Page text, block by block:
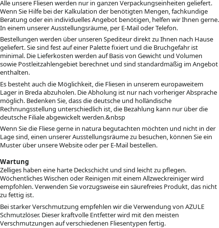
Alle unsere Fliesen werden nur in ganzen Verpackungseinheiten geliefert.
Wenn Sie Hilfe bei der Kalkulation der benötigten Mengen, fachkundige
Beratung oder ein individuelles Angebot benötigen, helfen wir Ihnen gerne.
In einem unserer Ausstellungsräume, per E-Mail oder Telefon.
Bestellungen werden über unseren Spediteur direkt zu Ihnen nach Hause
geliefert. Sie sind fest auf einer Palette fixiert und die Bruchgefahr ist
minimal. Die Lieferkosten werden auf Basis von Gewicht und Volumen
sowie Postleitzahlengebiet berechnet und sind standardmäßig im Angebot
enthalten.
Es besteht auch die Möglichkeit, die Fliesen in unserem europaweitem
Lager in Breda abzuholen. Die Abholung ist nur nach vorheriger Absprache
möglich. Bedenken Sie, dass die deutsche und holländische
Rechnungsstellung unterschiedlich ist, die Bezahlung kann nur über die
deutsche Filiale abgewickelt werden.&nbsp
Wenn Sie die Fliese gerne in natura begutachten möchten und nicht in der
Lage sind, einen unserer Ausstellungsräume zu besuchen, können Sie ein
Muster über unsere Website oder per E-Mail bestellen.
Wartung
Zelliges haben eine harte Deckschicht und sind leicht zu pflegen.
Wöchentliches Wischen oder Reinigen mit einem Allzweckreiniger wird
empfohlen. Verwenden Sie vorzugsweise ein säurefreies Produkt, das nicht
zu fettig ist.
Bei starker Verschmutzung empfehlen wir die Verwendung von AZULE
Schmutzlöser. Dieser kraftvolle Entfetter wird mit den meisten
Verschmutzungen auf verschiedenen Fliesentypen fertig.